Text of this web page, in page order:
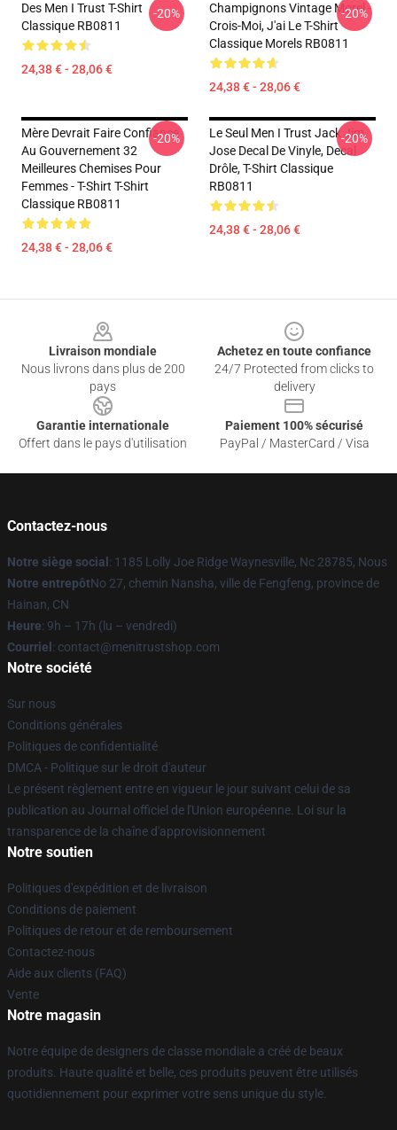
Des Men I Trust T-Shirt
Classique RB0811
24,38 € - 28,06 €
-20%
Champignons Vintage Morel -
Crois-Moi, J'ai Le T-Shirt
Classique Morels RB0811
24,38 € - 28,06 €
-20%
Mère Devrait Faire Confiance
Au Gouvernement 32
Meilleures Chemises Pour
Femmes - T-Shirt T-Shirt
Classique RB0811
24,38 € - 28,06 €
-20%
Le Seul Men I Trust Jack Jim
Jose Decal De Vinyle, Decal
Drôle, T-Shirt Classique
RB0811
24,38 € - 28,06 €
-20%
Livraison mondiale
Nous livrons dans plus de 200
pays
Achetez en toute confiance
24/7 Protected from clicks to
delivery
Garantie internationale
Offert dans le pays d'utilisation
Paiement 100% sécurisé
PayPal / MasterCard / Visa
Contactez-nous
Notre siège social : 1185 Lolly Joe Ridge Waynesville, Nc 28785, Nous
Notre entrepôtNo 27, chemin Nansha, ville de Fengfeng, province de
Hainan, CN
Heure: 9h – 17h (lu – vendredi)
Courriel : contact@menitrustshop.com
Notre société
Sur nous
Conditions générales
Politiques de confidentialité
DMCA - Politique sur le droit d'auteur
Le présent règlement entre en vigueur le jour suivant celui de sa
publication au Journal officiel de l'Union européenne. Loi sur la
transparence de la chaîne d'approvisionnement
Notre soutien
Politiques d'expédition et de livraison
Conditions de paiement
Politiques de retour et de remboursement
Contactez-nous
Aide aux clients (FAQ)
Vente
Notre magasin
Notre équipe de designers de classe mondiale a créé de beaux
produits. Haute qualité et belle, ces produits peuvent être utilisés
quotidiennement pour exprimer votre sens unique du style.